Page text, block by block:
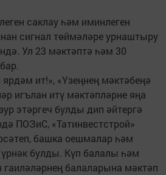
саклау һәм иминлеген
сигнал төймәләре урнаштыру
Ул 23 мәктәптә һәм 30
ит!», «Үзеңнең мәктәбеңә
игълан итү мәктәпләрне яңа
этәргеч булды дип әйтергә
ПОЗиС, «Татинвестстрой»
башка оешмалар һәм
булды. Күп балалы һәм
гаиләләрнең балаларына мәктәп